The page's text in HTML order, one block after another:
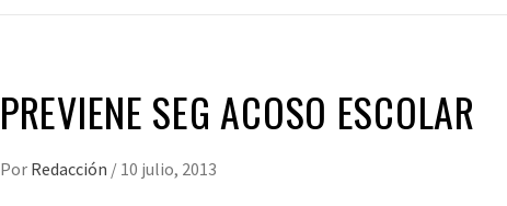
PREVIENE SEG ACOSO ESCOLAR
Por Redacción / 10 julio, 2013